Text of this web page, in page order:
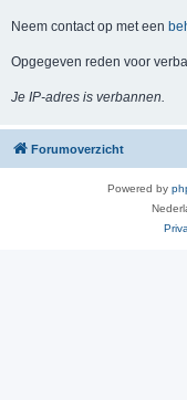
Neem contact op met een
Opgegeven reden voor
Je IP-adres is verbannen.
Forumoverzicht
Powered by